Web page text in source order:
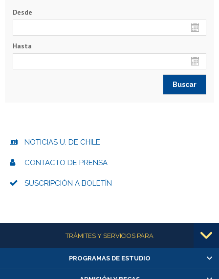
Desde
Hasta
NOTICIAS U. DE CHILE
CONTACTO DE PRENSA
SUSCRIPCIÓN A BOLETÍN
Más informaciónTRÁMITES Y SERVICIOS PARA
Alumnas/os y exalumnas/os
Matrícula en línea
PROGRAMAS DE ESTUDIO